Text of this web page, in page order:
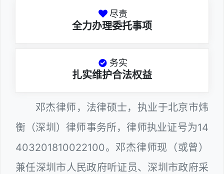
尽责
全力办理委托事项
务实
扎实维护合法权益
邓杰律师，法律硕士，执业于北京市炜
衡（深圳）律师事务所，律师执业证号为14
403201810022100。邓杰律师现（或曾）
兼任深圳市人民政府听证员、深圳市政府采